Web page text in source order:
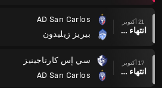
21 أكتوبر
انتهاء وقت المباراة
AD San Carlos
بيريز زيليدون
17 أكتوبر
انتهاء وقت المباراة
سي إس كارتاجينيز
AD San Carlos